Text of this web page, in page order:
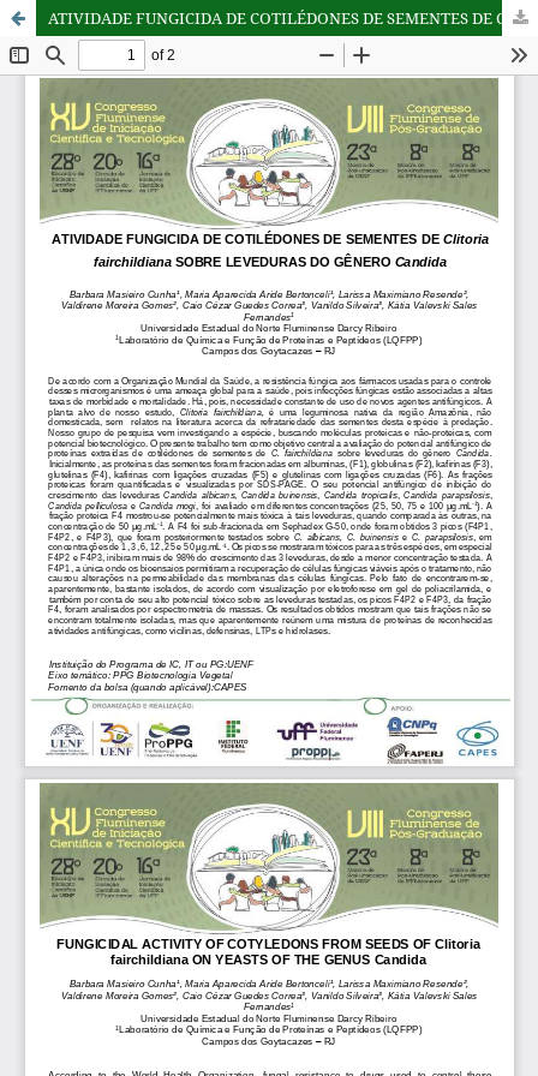
ATIVIDADE FUNGICIDA DE COTILÉDONES DE SEMENTES DE Clitoria fairchildiana SOBRE LEVEDURAS DO GÊNERO Candida